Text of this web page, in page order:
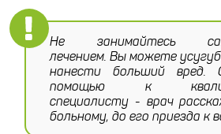
Не занимайтесь
лечением. Вы можете
нанести больший вред.
помощью к
специалисту - врач
больному, до его приезда к